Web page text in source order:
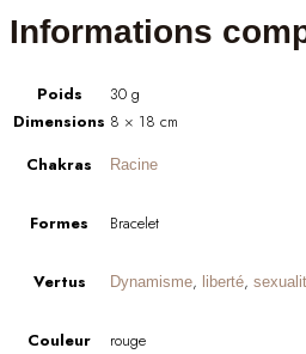
Informations
Poids
30 g
Dimensions 8 × 18 cm
Chakras
Racine
Formes Bracelet
Vertus Dynamisme, liberté,
Couleur rouge